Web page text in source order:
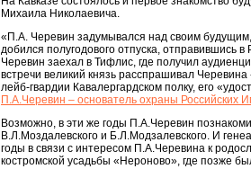
Михаила Николаевича.
«П.А. Черевин задумывался над своим
добился полугодового отпуска,
Черевин заехал в Тифлис, где получил
встречи великий князь расспрашивал
лейб-гвардии Кавалергардском полку, его
П.А.Черевин – основатель охраны Российских
Возможно, в эти же годы П.А.Черевин
В.Л.Моздалевского и Б.Л.Модзалевского. И
годы в связи с интересом П.А.Черевина к
костромской усадьбы «Нероново», где позже